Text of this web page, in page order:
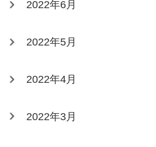
2022年6月
2022年5月
2022年4月
2022年3月